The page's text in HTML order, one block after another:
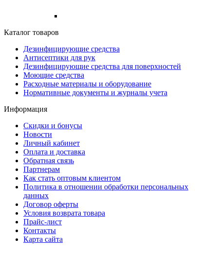
Каталог товаров
Дезинфицирующие средства
Антисептики для рук
Дезинфицирующие средства для поверхностей
Моющие средства
Расходные материалы и оборудование
Нормативные документы и журналы учета
Информация
Скидки и бонусы
Новости
Личный кабинет
Оплата и доставка
Обратная связь
Партнерам
Как стать оптовым клиентом
Политика в отношении обработки персональных
данных
Договор оферты
Условия возврата товара
Прайс-лист
Контакты
Карта сайта